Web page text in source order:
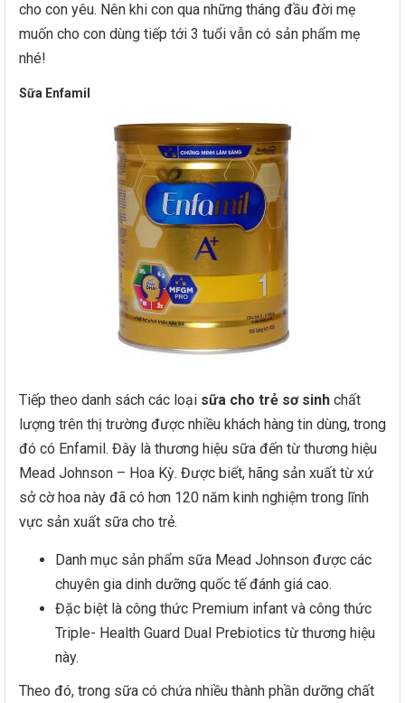
cho con yêu. Nên khi con qua những tháng đầu đời mẹ
muốn cho con dùng tiếp tới 3 tuổi vẫn có sản phẩm mẹ
nhé!
Sữa Enfamil
Tiếp theo danh sách các loại sữa cho trẻ sơ sinh chất
lượng trên thị trường được nhiều khách hàng tin dùng, trong
đó có Enfamil. Đây là thương hiệu sữa đến từ thương hiệu
Mead Johnson – Hoa Kỳ. Được biết, hãng sản xuất từ xứ
sở cờ hoa này đã có hơn 120 năm kinh nghiệm trong lĩnh
vực sản xuất sữa cho trẻ.
Danh mục sản phẩm sữa Mead Johnson được các
chuyên gia dinh dưỡng quốc tế đánh giá cao.
Đặc biệt là công thức Premium infant và công thức
Triple- Health Guard Dual Prebiotics từ thương hiệu
này.
Theo đó, trong sữa có chứa nhiều thành phần dưỡng chất